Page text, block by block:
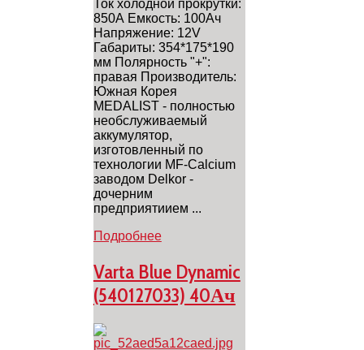
Ток холодной прокрутки:
850А Емкость: 100Ач
Напряжение: 12V
Габариты: 354*175*190
мм Полярность "+":
правая Производитель:
Южная Корея
MEDALIST - полностью
необслуживаемый
аккумулятор,
изготовленный по
технологии MF-Calcium
заводом Delkor -
дочерним
предприятиием ...
Подробнее
Varta Blue Dynamic
(540127033) 40Ач